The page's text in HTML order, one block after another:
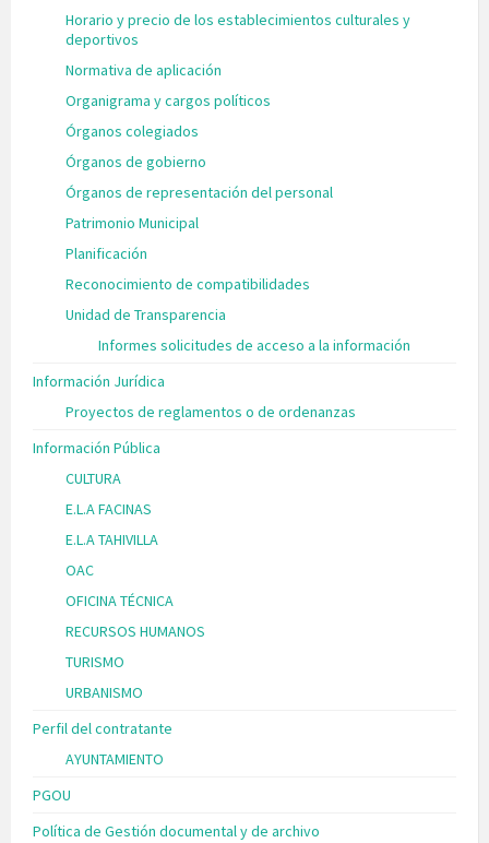
Horario y precio de los establecimientos culturales y
deportivos
Normativa de aplicación
Organigrama y cargos políticos
Órganos colegiados
Órganos de gobierno
Órganos de representación del personal
Patrimonio Municipal
Planificación
Reconocimiento de compatibilidades
Unidad de Transparencia
Informes solicitudes de acceso a la información
Información Jurídica
Proyectos de reglamentos o de ordenanzas
Información Pública
CULTURA
E.L.A FACINAS
E.L.A TAHIVILLA
OAC
OFICINA TÉCNICA
RECURSOS HUMANOS
TURISMO
URBANISMO
Perfil del contratante
AYUNTAMIENTO
PGOU
Política de Gestión documental y de archivo